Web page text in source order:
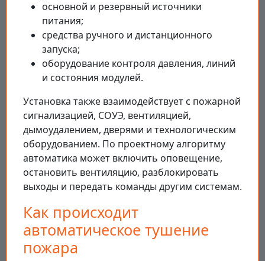
основной и резервный источники
питания;
средства ручного и дистанционного
запуска;
оборудование контроля давления, линий
и состояния модулей.
Установка также взаимодействует с пожарной
сигнализацией, СОУЭ, вентиляцией,
дымоудалением, дверями и технологическим
оборудованием. По проектному алгоритму
автоматика может включить оповещение,
остановить вентиляцию, разблокировать
выходы и передать команды другим системам.
Как происходит
автоматическое тушение
пожара